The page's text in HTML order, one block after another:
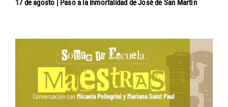
17 de agosto | Paso a la inmortalidad de José de San Martín